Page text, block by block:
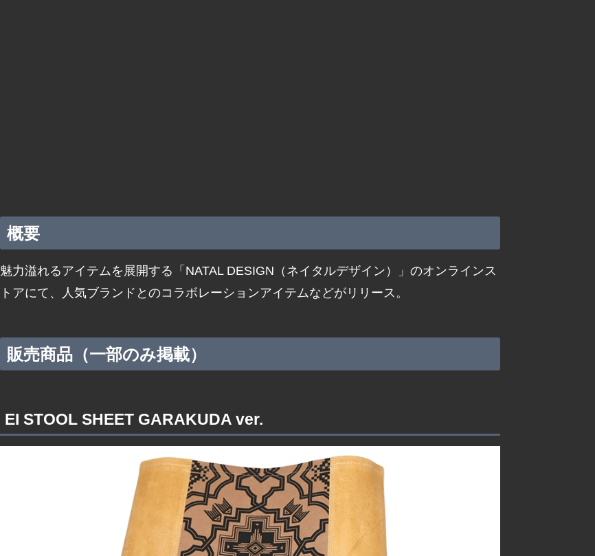
概要
魅力溢れるアイテムを展開する「NATAL DESIGN（ネイタルデザイン）」のオンラインス
トアにて、人気ブランドとのコラボレーションアイテムなどがリリース。
販売商品（一部のみ掲載）
EI STOOL SHEET GARAKUDA ver.